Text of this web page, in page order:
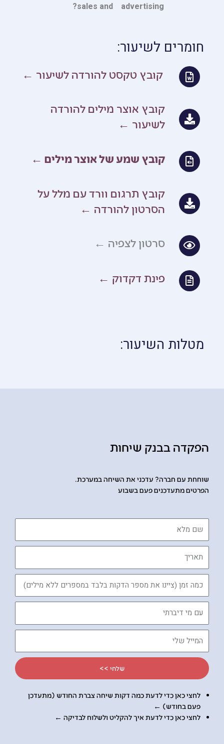
sales and advertising?
חומרים לשיעור:
קובץ טקסט להורדה לשיעור ←
קובץ אוצר מילים להורדה
לשיעור ←
קובץ שמע של אוצר מילים ←
קובץ תרגום וורד עם מלל על
הסרטון להורדה ←
סרטון לצפיה ←
פינת דקדוק ←
מטלות השיעור:
הפקדה בבנק שיחות
שוחחת עם חברה? עדכני את השיחה במערכת.
הפרטים מתעדכנים פעם בשבוע
מלא
זמן
שלי
שלחי >>
לחצי כאן כדי לדעת כמה דקות שיחה צברת החודש (מתעדכן
פעם בחודש) ←
לחצי כאן כדי לדעת איך להקליט ולשלוח לבדיקה←